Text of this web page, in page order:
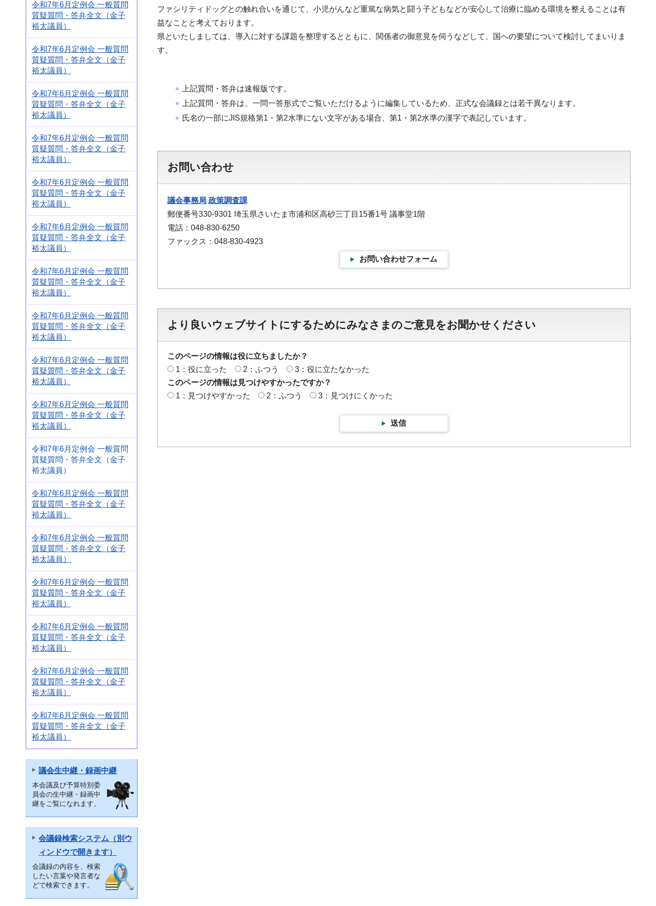
令和7年6月定例会 一般質問
質疑質問・答弁全文（金子
裕太議員）
令和7年6月定例会 一般質問
質疑質問・答弁全文（金子
裕太議員）
令和7年6月定例会 一般質問
質疑質問・答弁全文（金子
裕太議員）
令和7年6月定例会 一般質問
質疑質問・答弁全文（金子
裕太議員）
令和7年6月定例会 一般質問
質疑質問・答弁全文（金子
裕太議員）
令和7年6月定例会 一般質問
質疑質問・答弁全文（金子
裕太議員）
令和7年6月定例会 一般質問
質疑質問・答弁全文（金子
裕太議員）
令和7年6月定例会 一般質問
質疑質問・答弁全文（金子
裕太議員）
令和7年6月定例会 一般質問
質疑質問・答弁全文（金子
裕太議員）
令和7年6月定例会 一般質問
質疑質問・答弁全文（金子
裕太議員）
令和7年6月定例会 一般質問
質疑質問・答弁全文（金子
裕太議員）
令和7年6月定例会 一般質問
質疑質問・答弁全文（金子
裕太議員）
令和7年6月定例会 一般質問
質疑質問・答弁全文（金子
裕太議員）
令和7年6月定例会 一般質問
質疑質問・答弁全文（金子
裕太議員）
令和7年6月定例会 一般質問
質疑質問・答弁全文（金子
裕太議員）
令和7年6月定例会 一般質問
質疑質問・答弁全文（金子
裕太議員）
令和7年6月定例会 一般質問
質疑質問・答弁全文（金子
裕太議員）
議会生中継・録画中継
本会議及び予算特別委
員会の生中継・録画中
継をご覧になれます。
会議録検索システム（別ウ
ィンドウで開きます）
会議録の内容を、検索
したい言葉や発言者な
どで検索できます。
ファシリティドッグとの触れ合いを通じて、小児がんなど重篤な病気と闘う子どもなどが安心して治療に臨める環境を整えることは有
益なことと考えております。
県といたしましては、導入に対する課題を整理するとともに、関係者の御意見を伺うなどして、国への要望について検討してまいりま
す。
上記質問・答弁は速報版です。
上記質問・答弁は、一問一答形式でご覧いただけるように編集しているため、正式な会議録とは若干異なります。
氏名の一部にJIS規格第1・第2水準にない文字がある場合、第1・第2水準の漢字で表記しています。
お問い合わせ
議会事務局 政策調査課
郵便番号330-9301 埼玉県さいたま市浦和区高砂三丁目15番1号 議事堂1階
電話：048-830-6250
ファックス：048-830-4923
お問い合わせフォーム
より良いウェブサイトにするためにみなさまのご意見をお聞かせください
このページの情報は役に立ちましたか？
1：役に立った
2：ふつう
3：役に立たなかった
このページの情報は見つけやすかったですか？
1：見つけやすかった
2：ふつう 3：見つけにくかった
送信